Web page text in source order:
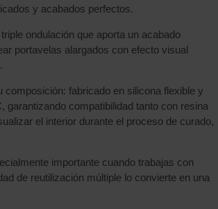
y acabados perfectos.
ondulación que aporta un acabado
portavelas alargados con efecto visual
composición: fabricado en silicona flexible y
garantizando compatibilidad tanto con resina
el interior durante el proceso de curado,
importante cuando trabajas con
de reutilización múltiple lo convierte en una